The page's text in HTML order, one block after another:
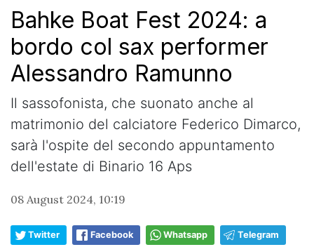
Bahke Boat Fest 2024: a
bordo col sax performer
Alessandro Ramunno
Il sassofonista, che suonato anche al
matrimonio del calciatore Federico Dimarco,
sarà l'ospite del secondo appuntamento
dell'estate di Binario 16 Aps
08 August 2024, 10:19
Twitter Facebook Whatsapp Telegram